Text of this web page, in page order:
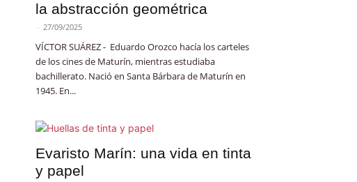
la abstracción geométrica
- 27/09/2025
VÍCTOR SUÁREZ - Eduardo Orozco hacía los carteles
de los cines de Maturín, mientras estudiaba
bachillerato. Nació en Santa Bárbara de Maturín en
1945. En...
Evaristo Marín: una vida en tinta
y papel